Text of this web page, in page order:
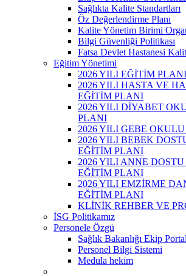
Sağlıkta Kalite Standartları
Öz Değerlendirme Planı
Kalite Yönetim Birimi
Bilgi Güvenliği Politikası
Fatsa Devlet Hastanesi
Eğitim Yönetimi
2026 YILI EĞİTİM PLANI
2026 YILI HASTA VE
EĞİTİM PLANI
2026 YILI DİYABET
PLANI
2026 YILI GEBE
2026 YILI BEBEK
EĞİTİM PLANI
2026 YILI ANNE
EĞİTİM PLANI
2026 YILI EMZİRME
EĞİTİM PLANI
KLİNİK REHBER VE
İSG Politikamız
Personele Özgü
Sağlık Bakanlığı Ekip
Personel Bilgi Sistemi
Medula hekim